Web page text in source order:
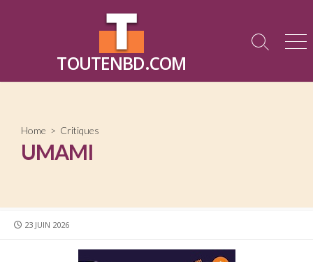
TOUTENBD.COM
Search
Home > Critiques
UMAMI
PUBLISHED
23 JUIN 2026